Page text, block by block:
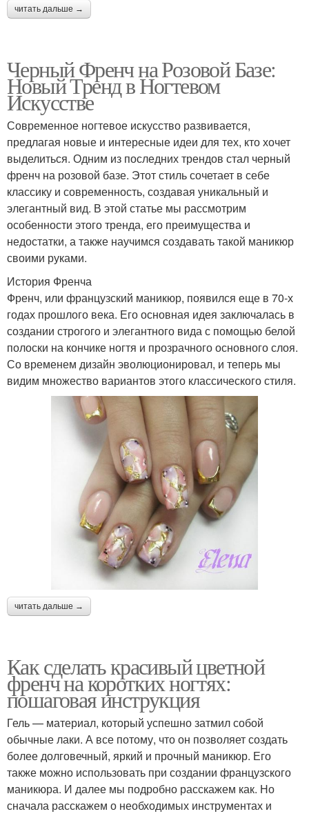
читать дальше →
Черный Френч на Розовой Базе:
Новый Тренд в Ногтевом
Искусстве
Современное ногтевое искусство развивается,
предлагая новые и интересные идеи для тех, кто хочет
выделиться. Одним из последних трендов стал черный
френч на розовой базе. Этот стиль сочетает в себе
классику и современность, создавая уникальный и
элегантный вид. В этой статье мы рассмотрим
особенности этого тренда, его преимущества и
недостатки, а также научимся создавать такой маникюр
своими руками.
История Френча
Френч, или французский маникюр, появился еще в 70-х
годах прошлого века. Его основная идея заключалась в
создании строгого и элегантного вида с помощью белой
полоски на кончике ногтя и прозрачного основного слоя.
Со временем дизайн эволюционировал, и теперь мы
видим множество вариантов этого классического стиля.
читать дальше →
Как сделать красивый цветной
френч на коротких ногтях:
пошаговая инструкция
Гель — материал, который успешно затмил собой
обычные лаки. А все потому, что он позволяет создать
более долговечный, яркий и прочный маникюр. Его
также можно использовать при создании французского
маникюра. И далее мы подробно расскажем как. Но
сначала расскажем о необходимых инструментах и